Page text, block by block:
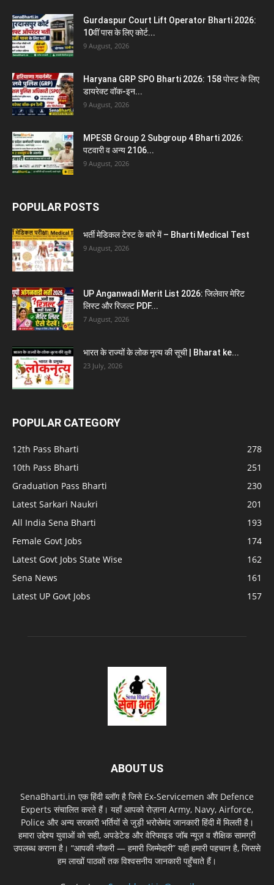
Gurdaspur Court Lift Operator Bharti 2026:
10वीं पास के लिए कोर्ट...
9 August, 2026
Haryana GRP SPO Bharti 2026: 158 पोस्ट के लिए
डायरेक्ट वॉक-इन...
9 August, 2026
MPESB Group 2 Subgroup 4 Bharti 2026:
पटवारी व अन्य 2106...
9 August, 2026
POPULAR POSTS
भर्ती मेडिकल टेस्ट के बारे में – Bharti Medical Test
9 August, 2026
UP Anganwadi Merit List 2026: जिलेवार मेरिट
लिस्ट और रिजल्ट PDF...
7 August, 2026
भारत के राज्यों के लोक नृत्य की सूची | Bharat ke...
23 July, 2026
POPULAR CATEGORY
12th Pass Bharti
278
10th Pass Bharti
251
Graduation Pass Bharti
230
Latest Sarkari Naukri
201
All India Sena Bharti
193
Female Govt Jobs
174
Latest Govt Jobs State Wise
162
Sena News
161
Latest UP Govt Jobs
157
ABOUT US
SenaBharti.in एक हिंदी ब्लॉग है जिसे Ex‑Servicemen और Defence
Experts संचालित करते हैं। यहाँ आपको रोज़ाना Army, Navy, Airforce,
Police और अन्य सरकारी भर्तियों से जुड़ी भरोसेमंद जानकारी हिंदी में मिलती है।
हमारा उद्देश्य युवाओं को सही, अपडेटेड और वेरिफाइड जॉब न्यूज़ व शैक्षिक सामग्री
उपलब्ध कराना है। “आपकी नौकरी — हमारी जिम्मेदारी” यही हमारी पहचान है, जिससे
हम लाखों पाठकों तक विश्वसनीय जानकारी पहुँचाते हैं।